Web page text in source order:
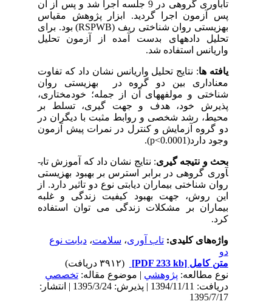
تاب­آوری گروهی در 9 جلسه اجرا شد و پس از آن
پس آزمون اجرا گردید. ابزار پژوهش مقیاس
بهزیستی روان شناختی ریف ( RSPWB) بود. برای
تحلیل داده­های بدست آمده از آزمون تحلیل
واریانس استفاده شد.
یافته ها: نتایج تحلیل واریانس نشان داد که تفاوت
معناداری بین دو گروه در بهزیستی روان
شناختی و مولفه­های آن از جمله؛ خودمختاری،
پذیرش خود، هدف و جهت گیری، تسلط بر
محیط، رشد شخصی و روابط مثبت با دیگران در
دو گروه آزمایش و کنترل در نمرات پیش آزمون
وجود دارد (p<0.0001)
.
بحث و نتیجه گیری: نتایج نشان داد که آموزش تاب­
آوری گروهی در برابر استرس بر بهبود بهزیستی
روان شناختی بیماران دیابتی نوع دو تاثیر دارد. از
این روش، جهت بهبود کیفیت زندگی و غلبه
بیماران بر مشکلات زندگی می توان استفاده
کرد.
واژه‌های کلیدی:تاب آوری،سلامت،دیابت نوع
دو
متن کامل[PDF 233 kb]
نوع مطالعه:پژوهشي| موضوع مقاله:تخصصي
دریافت: 1394/11/11 | پذیرش: 1395/3/24 | انتشار:
1395/7/17